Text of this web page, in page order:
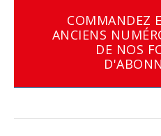
COMMANDEZ
ANCIENS
DE NOS